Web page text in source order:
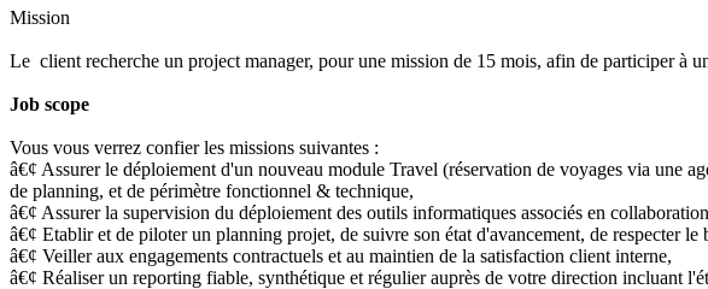
Mission
Le client recherche un project manager, pour une mission de 15 mois, afin de participer à
Job scope
Vous vous verrez confier les missions suivantes :
â€¢ Assurer le déploiement d'un nouveau module Travel (réservation de voyages via une
de planning, et de périmètre fonctionnel & technique,
â€¢ Assurer la supervision du déploiement des outils informatiques associés en
â€¢ Etablir et de piloter un planning projet, de suivre son état d'avancement, de respecter
â€¢ Veiller aux engagements contractuels et au maintien de la satisfaction client interne,
â€¢ Réaliser un reporting fiable, synthétique et régulier auprès de votre direction incluant